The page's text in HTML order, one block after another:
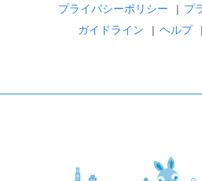
プライバシーポリシー
| プ
ガイドライン
| ヘルプ |